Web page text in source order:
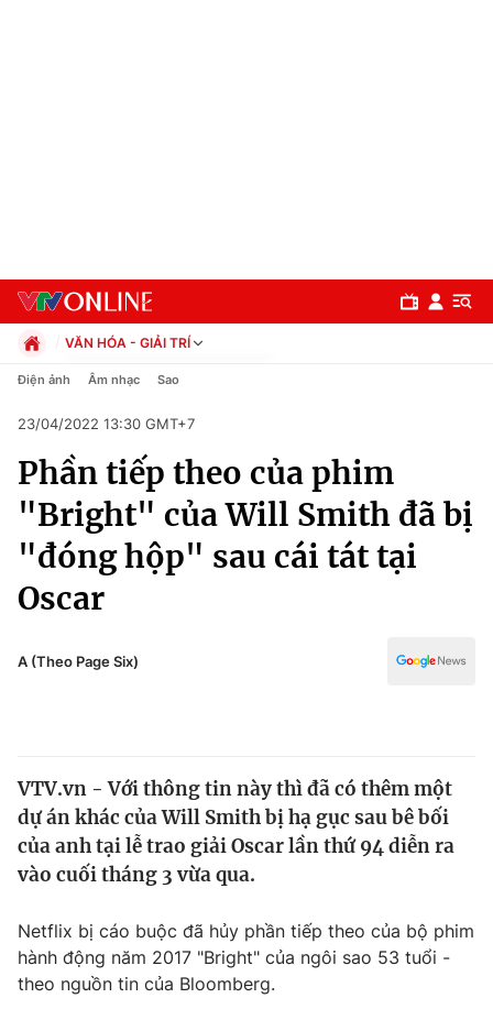
Chuyên mục
Chính trị
Xã hội
Tin tức
Thế giới đó đây
Câu chuyện quốc tế
Kinh tế
Tài chính
Góc doanh nghiệp
Dữ liệu và đời sống
Truyền hình
Phim VTV
VĂN HÓA - GIẢI TRÍ
Chính trị
Pháp luật
Kinh tế
Thể thao
Truyền hình
Văn hóa - Giải trí
Y tế
Đời sống
Giáo dục
Điện ảnh Âm nhạc Sao
23/04/2022 13:30 GMT+7
Phần tiếp theo của phim
"Bright" của Will Smith đã bị
"đóng hộp" sau cái tát tại
Oscar
A (Theo Page Six)
VTV.vn - Với thông tin này thì đã có thêm một
dự án khác của Will Smith bị hạ gục sau bê bối
của anh tại lễ trao giải Oscar lần thứ 94 diễn ra
vào cuối tháng 3 vừa qua.
Netflix bị cáo buộc đã hủy phần tiếp theo của bộ phim
hành động năm 2017 "Bright" của ngôi sao 53 tuổi -
theo nguồn tin của Bloomberg.